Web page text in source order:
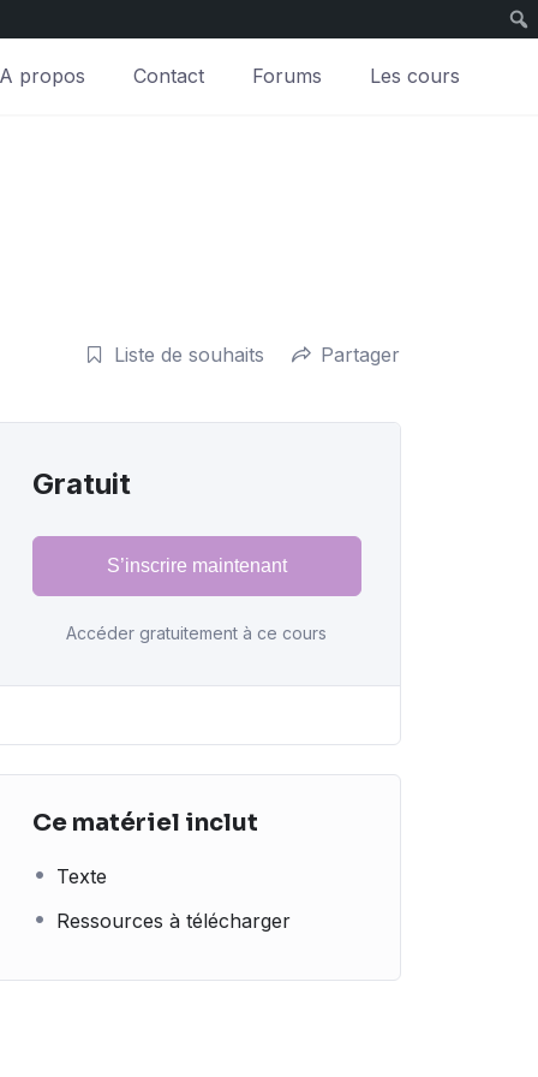
A propos Contact Forums Les cours
Liste de souhaits Partager
Gratuit
S’inscrire maintenant
Accéder gratuitement à ce cours
Ce matériel inclut
Texte
Ressources à télécharger